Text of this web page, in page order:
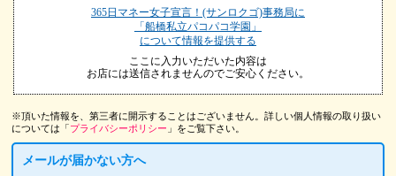
365日マネー女子宣言！(サンロクゴ)事務局に
「船橋私立パコパコ学園」
について情報を提供する
ここに入力いただいた内容は
お店には送信されませんのでご安心ください。
※頂いた情報を、第三者に開示することはございません。詳しい個人情報の取り扱い
については「プライバシーポリシー 」をご覧下さい。
メールが届かない方へ